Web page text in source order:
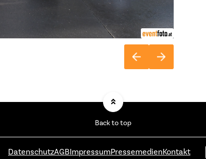
Back to top
DatenschutzAGBImpressumPressemedienKontakt